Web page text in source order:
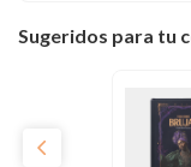
Sugeridos para tu